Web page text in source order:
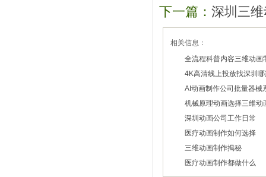
下一篇： 深圳三
相关信息：
全流程科普内容三维动画
2026/07/29
4K高清线上投放找深圳
2026/07/27
AI动画制作公司批量器械
2026/07/22
机械原理动画选择三维动
2026/07/20
深圳动画公司工作日常
2026/02/28
医疗动画制作如何选择
2026/01/30
三维动画制作揭秘
2026/01/28
医疗动画制作都做什么